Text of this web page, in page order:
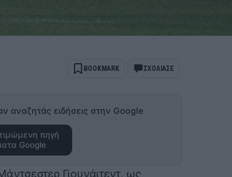
BOOKMARK ΣΧΟΛΙΑΣΕ
αναζητάς ειδήσεις στην Google
πηγή
Google
Γιουνάιτεντ, ως